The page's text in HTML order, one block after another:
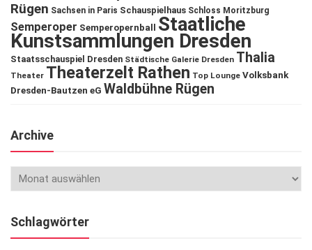
Rügen Sachsen in Paris Schauspielhaus Schloss Moritzburg
Semperoper Semperopernball Staatliche
Kunstsammlungen Dresden
Staatsschauspiel Dresden Städtische Galerie Dresden Thalia
Theater Theaterzelt Rathen Top Lounge Volksbank
Dresden-Bautzen eG Waldbühne Rügen
Archive
Schlagwörter